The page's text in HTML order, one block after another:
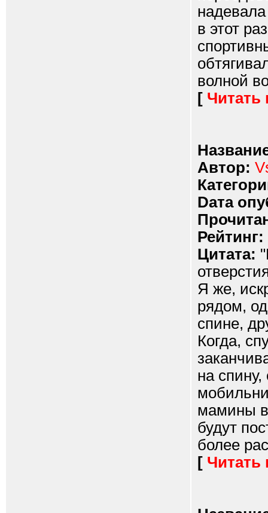
в этот
волной
[ Читать
Автор:
Dата
Рейтинг:
Цитата:
Я же,
рядом,
спине,
Когда,
на
мамины
будут
более
[ Читать